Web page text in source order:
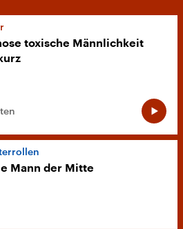
toxische Männlichkeit
Mann der Mitte